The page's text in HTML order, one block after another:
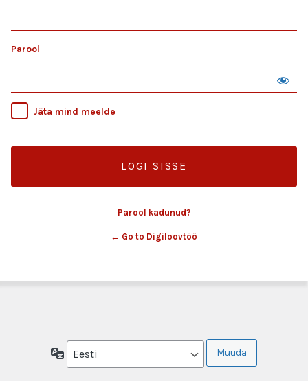
Parool
Jäta mind meelde
Parool kadunud?
← Go to Digiloovtöö
Keel